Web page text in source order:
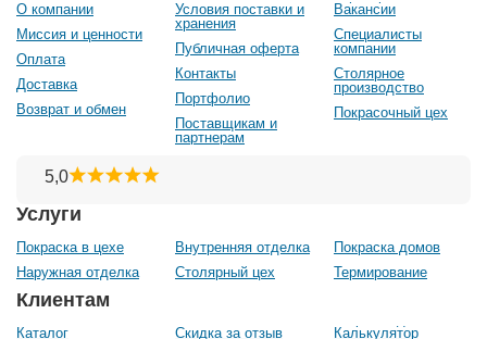
О компании
Миссия и ценности
Оплата
Доставка
Возврат и обмен
Условия поставки и
хранения
Публичная оферта
Контакты
Портфолио
Поставщикам и
партнерам
Вакансии
Специалисты
компании
Столярное
производство
Покрасочный цех
Услуги
Покраска в цехе
Наружная отделка
Внутренняя отделка
Столярный цех
Покраска домов
Термирование
Клиентам
Каталог
Скидка за отзыв
Калькулятор